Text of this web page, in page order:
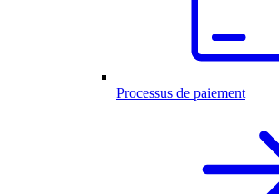
Processus de paiement